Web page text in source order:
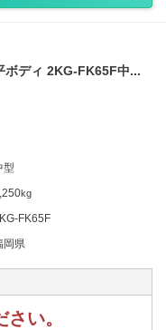
ボディ 2KG-FK65F中...
型
kg
FK65F
岡県
い。